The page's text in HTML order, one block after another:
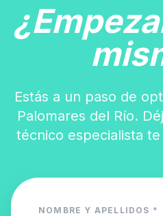
Estás a un paso de
Palomares del Río.
técnico especialista
NOMBRE Y APELLIDOS *